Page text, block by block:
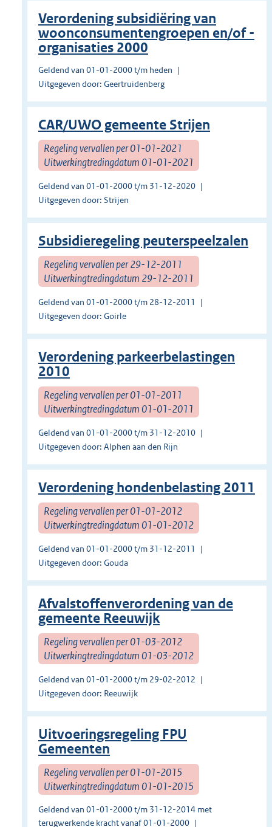
Verordening subsidiëring van
woonconsumentengroepen en/of -
organisaties 2000
Geldend van 01-01-2000 t/m heden
Uitgegeven door: Geertruidenberg
CAR/UWO gemeente Strijen
Regeling vervallen per 01-01-2021
Uitwerkingtredingdatum 01-01-2021
Geldend van 01-01-2000 t/m 31-12-2020
Uitgegeven door: Strijen
Subsidieregeling peuterspeelzalen
Regeling vervallen per 29-12-2011
Uitwerkingtredingdatum 29-12-2011
Geldend van 01-01-2000 t/m 28-12-2011
Uitgegeven door: Goirle
Verordening parkeerbelastingen
2010
Regeling vervallen per 01-01-2011
Uitwerkingtredingdatum 01-01-2011
Geldend van 01-01-2000 t/m 31-12-2010
Uitgegeven door: Alphen aan den Rijn
Verordening hondenbelasting 2011
Regeling vervallen per 01-01-2012
Uitwerkingtredingdatum 01-01-2012
Geldend van 01-01-2000 t/m 31-12-2011
Uitgegeven door: Gouda
Afvalstoffenverordening van de
gemeente Reeuwijk
Regeling vervallen per 01-03-2012
Uitwerkingtredingdatum 01-03-2012
Geldend van 01-01-2000 t/m 29-02-2012
Uitgegeven door: Reeuwijk
Uitvoeringsregeling FPU
Gemeenten
Regeling vervallen per 01-01-2015
Uitwerkingtredingdatum 01-01-2015
Geldend van 01-01-2000 t/m 31-12-2014 met
terugwerkende kracht vanaf 01-01-2000